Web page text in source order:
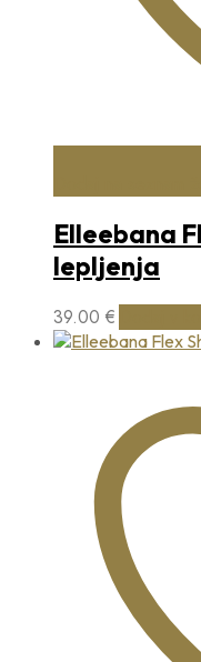
Elleebana
lepljenja
39.00 €